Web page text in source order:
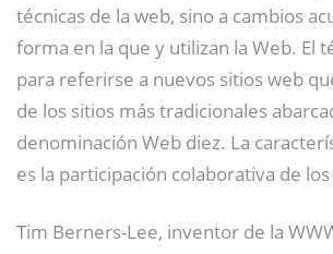
técnicas de la web, sino a cambios
forma en la que y utilizan la Web. El
para referirse a nuevos sitios web
de los sitios más tradicionales
denominación Web diez. La
es la participación colaborativa de
Tim Berners-Lee, inventor de la